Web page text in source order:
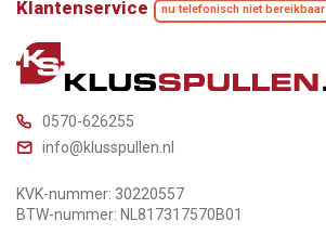
Klantenservice nu telefonisch niet bereikbaar
0570-626255
info@klusspullen.nl
KVK-nummer: 30220557
BTW-nummer: NL817317570B01